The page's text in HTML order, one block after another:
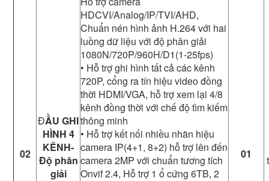
02
ĐẦU GHI
HÌNH 4
KÊNH-
Độ phân
giải
HDCVI/Analog/IP/TVI/AHD,
Chuẩn nén hình ảnh H.264 với hai
luồng dữ liệu với độ phân giải
1080N/720P/960H/D1(1-25fps)
• Hỗ trợ ghi hình tất cả các kênh
720P, cổng ra tín hiệu video đồng
thời HDMI/VGA, hỗ trợ xem lại 4/8
kênh đồng thời với chế độ tìm kiếm
thông minh
• Hỗ trợ kết nối nhiều nhãn hiệu
camera IP(4+1, 8+2) hỗ trợ lên đến
camera 2MP với chuẩn tương tích
Onvif 2.4, Hỗ trợ 1 ổ cứng 6TB, 2
01